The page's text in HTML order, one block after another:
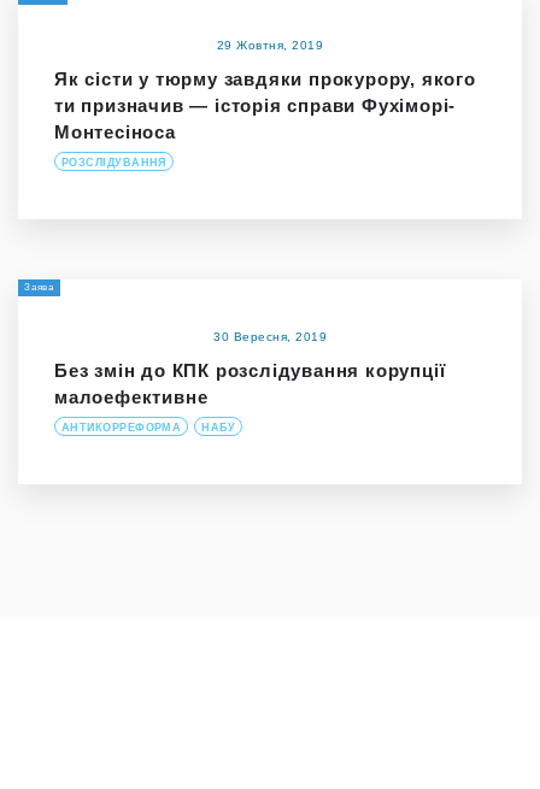
29 Жовтня, 2019
Як сісти у тюрму завдяки прокурору, якого
ти призначив — історія справи Фухіморі-
Монтесіноса
РОЗСЛІДУВАННЯ
Заява
30 Вересня, 2019
Без змін до КПК розслідування корупції
малоефективне
АНТИКОРРЕФОРМА НАБУ